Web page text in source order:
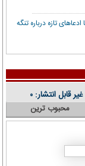
تازه درباره تنگه
غیر قابل انتشار: ۰
محبوب ترین